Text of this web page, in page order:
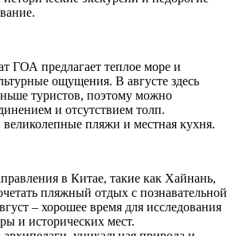
ГОА предлагает теплое море и
ощущения. В августе здесь
туристов, поэтому можно
и отсутствием толп.
пляжи и местная кухня.
в Китае, такие как Хайнань,
пляжный отдых с познавательной
– хорошее время для исследования
и исторических мест.